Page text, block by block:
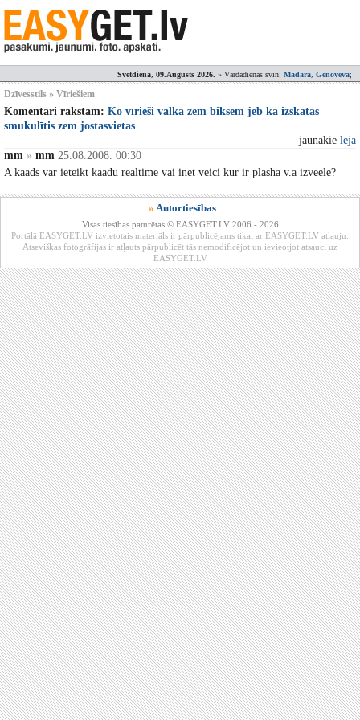
Svētdiena, 09.Augusts 2026. » Vārdadienas svin: Madara, Genoveva;
Dzīvesstils » Vīriešiem
Komentāri rakstam: Ko vīrieši valkā zem biksēm jeb kā izskatās
smukulītis zem jostasvietas
jaunākie lejā
mm » mm 25.08.2008. 00:30
A kaads var ieteikt kaadu realtime vai inet veici kur ir plasha v.a izveele?
» Autortiesības
Visas tiesības paturētas © EASYGET.LV 2006 - 2026
Portālā EASYGET.LV izvietotais materiāls ir pārpublicējams tikai ar EASYGET.LV atļauju.
Atsevišķas fotogrāfijas ir atļauts pārpublicēt tās nemodificējot un ievieotjot atsauci uz
EASYGET.LV